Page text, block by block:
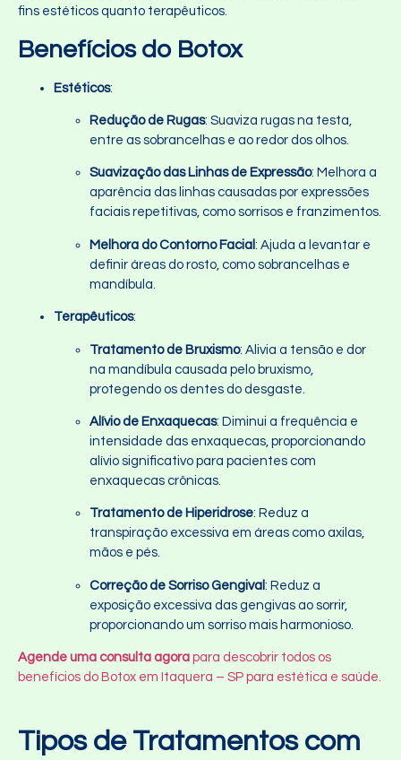
fins estéticos quanto terapêuticos.
Benefícios do Botox
Estéticos:
Redução de Rugas: Suaviza rugas na testa,
entre as sobrancelhas e ao redor dos olhos.
Suavização das Linhas de Expressão: Melhora a
aparência das linhas causadas por expressões
faciais repetitivas, como sorrisos e franzimentos.
Melhora do Contorno Facial : Ajuda a levantar e
definir áreas do rosto, como sobrancelhas e
mandíbula.
Terapêuticos:
Tratamento de Bruxismo: Alivia a tensão e dor
na mandíbula causada pelo bruxismo,
protegendo os dentes do desgaste.
Alívio de Enxaquecas: Diminui a frequência e
intensidade das enxaquecas, proporcionando
alívio significativo para pacientes com
enxaquecas crônicas.
Tratamento de Hiperidrose: Reduz a
transpiração excessiva em áreas como axilas,
mãos e pés.
Correção de Sorriso Gengival : Reduz a
exposição excessiva das gengivas ao sorrir,
proporcionando um sorriso mais harmonioso.
Agende uma consulta agora para descobrir todos os
benefícios do Botox em Itaquera – SP para estética e saúde.
Tipos de Tratamentos com